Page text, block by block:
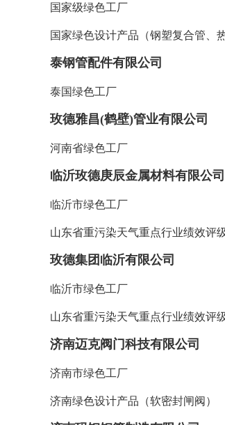
国家级绿色工厂
国家绿色设计产品（钢塑复合管、
泰钢管配件有限公司
泰国绿色工厂
玫德雅昌(鹤壁)管业有限公司
河南省绿色工厂
临沂玫德庚辰金属材料有限公司
临沂市绿色工厂
山东省重污染天气重点行业绩效评
玫德集团临沂有限公司
临沂市绿色工厂
山东省重污染天气重点行业绩效评
济南迈克阀门科技有限公司
济南市绿色工厂
济南绿色设计产品（软密封闸阀）